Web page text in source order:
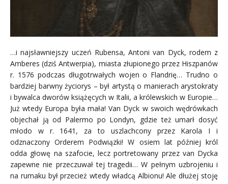
…i najsławniejszy uczeń Rubensa, Antoni van Dyck, rodem z
Amberes (dziś Antwerpia), miasta złupionego przez Hiszpanów
r. 1576 podczas długotrwałych wojen o Flandrię… Trudno o
bardziej barwny życiorys – był artystą o manierach arystokraty
i bywalca dworów książęcych w Italii, a królewskich w Europie…
Już wtedy Europa była mała! Van Dyck w swoich wędrówkach
objechał ją od Palermo po Londyn, gdzie też umarł dosyć
młodo w r. 1641, za to uszlachcony przez Karola I i
odznaczony Orderem Podwiązki! W osiem lat później król
odda głowę na szafocie, lecz portretowany przez van Dycka
zapewne nie przeczuwał tej tragedii… W pełnym uzbrojeniu i
na rumaku był przecież wtedy władcą Albionu! Ale dłużej stoję